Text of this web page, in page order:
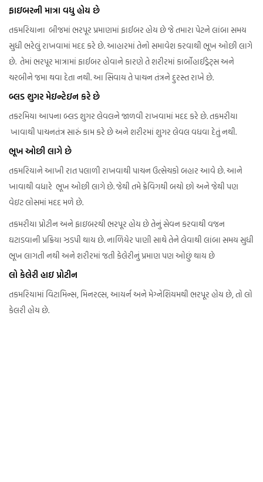
ફાઇબરની માત્રા વધુ હોય છે
તકમરિયાના બીજમાં ભરપૂર પ્રમાણમાં ફાઈબર હોય છે જે તમારા પેટને લાંબા સમય
સુધી ભરેલું રાખવામાં મદદ કરે છે. આહારમાં તેનો સમાવેશ કરવાથી ભૂખ ઓછી લાગે
છે. તેમાં ભરપૂર માત્રામાં ફાઈબર હોવાને કારણે તે શરીરમાં કાર્બોહાઈડ્રેટ્સ અને
ચરબીને જમા થવા દેતા નથી. આ સિવાય તે પાચન તંત્રને દુરસ્ત રાખે છે.
બ્લડ શુગર મેઇન્ટેઇન કરે છે
તકરમિયા આપના બ્લડ શુગર લેવલને જાળવી રાખવામાં મદદ કરે છે. તકમરીયા
ખાવાથી પાચનતંત્ર સારું કામ કરે છે અને શરીરમાં શુગર લેવલ વધવા દેતું નથી.
ભૂખ ઓછી લાગે છે
તકમરિયાને આખી રાત પલાળી રાખવાથી પાચન ઉત્સેચકો બહાર આવે છે. આને
ખાવાથી વધારે ભૂખ ઓછી લાગે છે. જેથી તમે ક્રેવિગથી બચો છો અને જેથી પણ
વેઇટ લોસમાં મદદ મળે છે.
તકમરીયા પ્રોટીન અને ફાઇબરથી ભરપૂર હોય છે તેનું સેવન કરવાથી વજન
ઘટાડવાની પ્રક્રિયા ઝડપી થાય છે. નાળિયેર પાણી સાથે તેને લેવાથી લાંબા સમય સુધી
ભૂખ લાગતી નથી અને શરીરમાં જતી કેલેરીનું પ્રમાણ પણ ઓછું થાય છે
લો કેલેરી હાઇ પ્રોટીન
તકમરિયામાં વિટામિન્સ, મિનરલ્સ, આયર્ન અને મેગ્નેશિયમથી ભરપૂર હોય છે, તો લો
કેલરી હોય છે.